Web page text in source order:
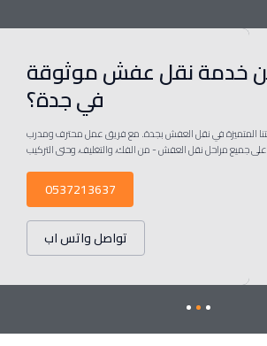
خدمة نقل عفش موثوقة
في جدة؟
المتميزة في نقل العفش بجدة. مع فريق عمل محترف ومدرب
0537213637
تواصل واتس اب